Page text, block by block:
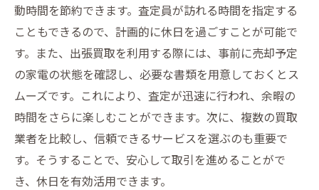
動時間を節約できます。査定員が訪れる時間を指定する
こともできるので、計画的に休日を過ごすことが可能で
す。また、出張買取を利用する際には、事前に売却予定
の家電の状態を確認し、必要な書類を用意しておくとス
ムーズです。これにより、査定が迅速に行われ、余暇の
時間をさらに楽しむことができます。次に、複数の買取
業者を比較し、信頼できるサービスを選ぶのも重要で
す。そうすることで、安心して取引を進めることがで
き、休日を有効活用できます。